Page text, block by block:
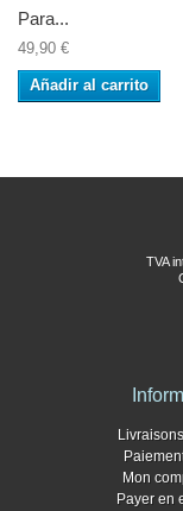
Para...
49,90 €
Añadir al carrito
TVA
Mon
Payer en